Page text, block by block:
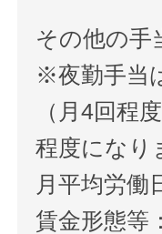
その他の手
※夜勤手当
（月4回程
程度になり
月平均労働
賃金形態等